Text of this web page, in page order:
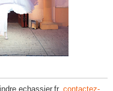
echassier.fr, contactez-